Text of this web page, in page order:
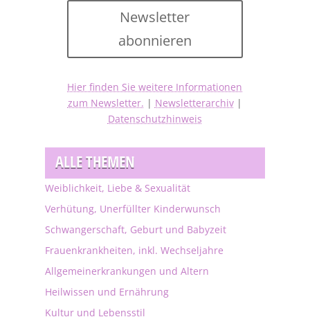
Newsletter
abonnieren
Hier finden Sie weitere Informationen
zum Newsletter. | Newsletterarchiv|
Datenschutzhinweis
ALLE THEMEN
Weiblichkeit, Liebe & Sexualität
Verhütung, Unerfüllter Kinderwunsch
Schwangerschaft, Geburt und Babyzeit
Frauenkrankheiten, inkl. Wechseljahre
Allgemeinerkrankungen und Altern
Heilwissen und Ernährung
Kultur und Lebensstil